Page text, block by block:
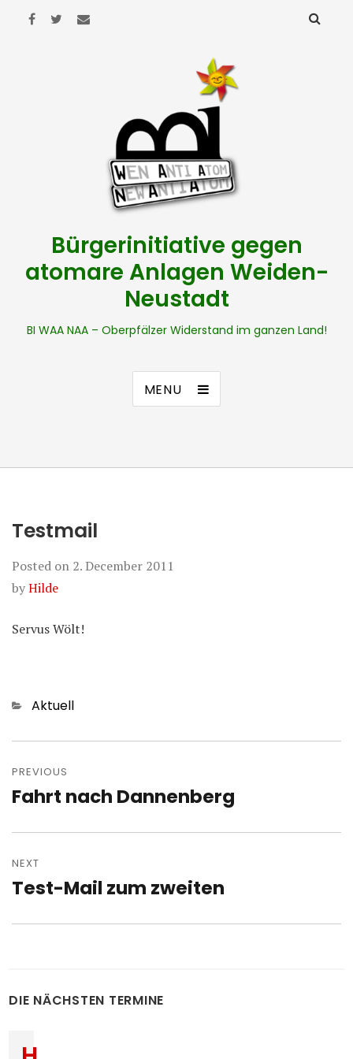
Bürgerinitiative gegen
atomare Anlagen Weiden-
Neustadt
BI WAA NAA – Oberpfälzer Widerstand im ganzen Land!
MENU
Testmail
Posted on 2. December 2011
byHilde
Servus Wölt!
Categories
Aktuell
navigation
PREVIOUS
Previous
Fahrt nach Dannenberg
NEXT
Next
Test-Mail zum zweiten
DIE NÄCHSTEN TERMINE